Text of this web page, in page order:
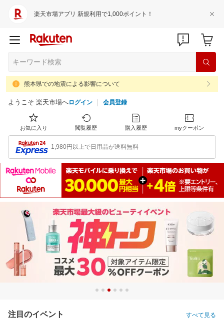
楽天市場アプリ 新規利用で1,000ポイント！
熊本県での地震による影響について
ようこそ 楽天市場へログイン 会員登録
お気に入り 閲覧履歴 購入履歴 myクーポン
1,980円以上で日用品が送料無料
注目のイベント すべて見る